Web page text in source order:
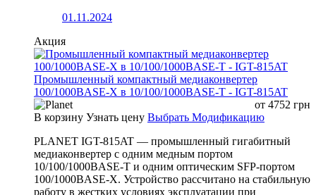
01.11.2024
Акция
Промышленный компактный медиаконвертер
100/1000BASE-X в 10/100/1000BASE-T - IGT-815AT
от 4752 грн
В корзину Узнать цену Выбрать Модификацию
PLANET IGT-815AT — промышленный гигабитный
медиаконвертер с одним медным портом
10/100/1000BASE-T и одним оптическим SFP-портом
100/1000BASE-X. Устройство рассчитано на стабильную
работу в жестких условиях эксплуатации при